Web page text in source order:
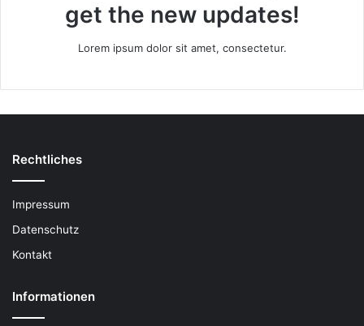
get the new updates!
Lorem ipsum dolor sit amet, consectetur.
Rechtliches
Impressum
Datenschutz
Kontakt
Informationen